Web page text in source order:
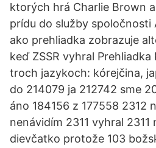
ktorých hrá Charlie Brown
prídu do služby spoločnosti
ako prehliadka zobrazuje
keď ZSSR vyhral
troch jazykoch: kórejčina,
do 214079 ja 212742 sme
áno 184156 z 177558 2312
nenávidím 2311 vyhral
dievčatko protože 103